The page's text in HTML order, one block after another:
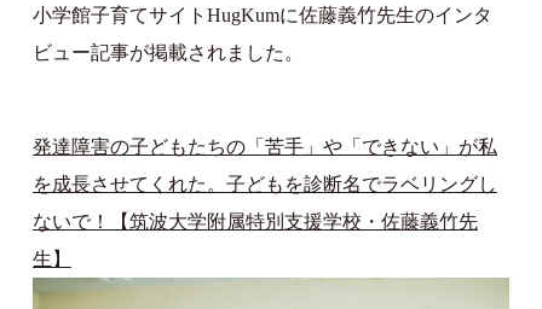
小学館子育てサイトHugKumに佐藤義竹先生のインタ
ビュー記事が掲載されました。
発達障害の子どもたちの「苦手」や「できない」が私
を成長させてくれた。子どもを診断名でラベリングし
ないで！【筑波大学附属特別支援学校・佐藤義竹先
生】